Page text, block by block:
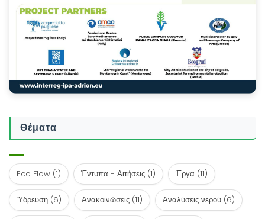
Θέματα
Eco Flow (1) Έντυπα - Αιτήσεις (1) Έργα (11)
Ύδρευση (6) Ανακοινώσεις (11) Αναλύσεις νερού (6)